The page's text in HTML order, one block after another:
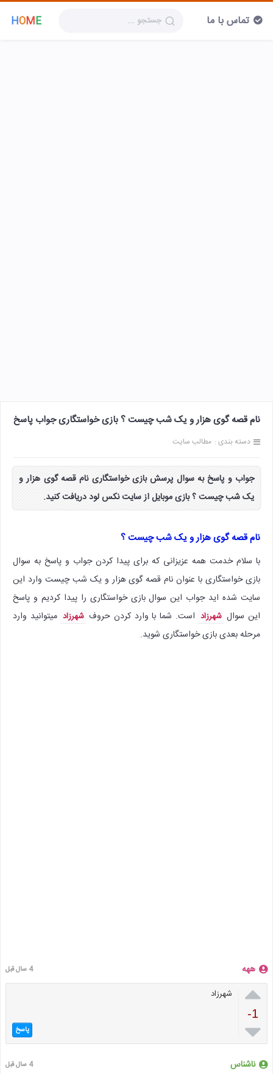
HOME تماس با ما
نام قصه گوی هزار و یک شب چیست ؟ بازی خواستگاری جواب پاسخ
دسته بندی : مطالب سایت
جواب و پاسخ به سوال پرسش بازی خواستگاری نام قصه گوی هزار و
یک شب چیست ؟ بازی موبایل از سایت نکس لود دریافت کنید.
نام قصه گوی هزار و یک شب چیست ؟
با سلام خدمت همه عزیزانی که برای پیدا کردن جواب و پاسخ به سوال
بازی خواستگاری با عنوان نام قصه گوی هزار و یک شب چیست وارد این
سایت شده اید جواب این سوال بازی خواستگاری را پیدا کردیم و پاسخ
این سوال شهرزاد است. شما با وارد کردن حروف شهرزاد میتوانید وارد
مرحله بعدی بازی خواستگاری شوید.
ههه 4 سال قبل

-1

شهرزاد
پاسخ
ناشناس 4 سال قبل